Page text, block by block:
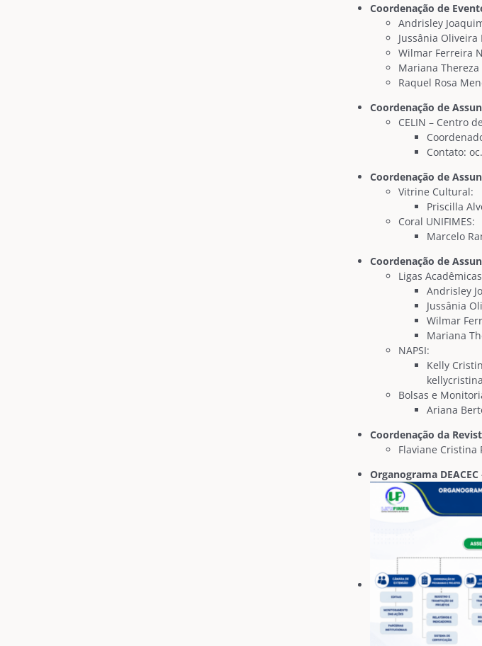
Coordenação de
Andrisley
Jussânia
Wilmar Ferreira
Mariana
Raquel Rosa
Coordenação de
CELIN – Centro
Contato:
Coordenação de
Vitrine Cultural:
Priscilla
Coral UNIFIMES:
Marcelo
Coordenação de
Ligas
Andrisley
Jussânia
Wilmar
Mariana
NAPSI:
Kelly
Bolsas e
Ariana
Coordenação da
Flaviane Cristina
Organograma